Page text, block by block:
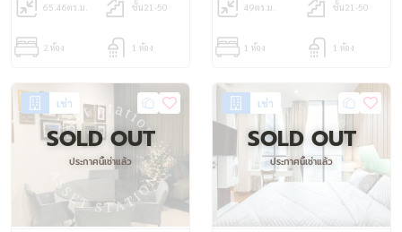
65.46ตร.ม. ชั้น21-50
2 ห้อง 1 ห้อง
49ตร.ม. ชั้น21-50
1 ห้อง 1 ห้อง
เช่า
SOLD OUT
ประกาศนี้เช่าแล้ว
เช่า
SOLD OUT
ประกาศนี้เช่าแล้ว